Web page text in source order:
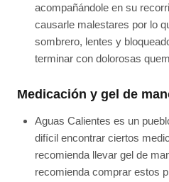
acompañándole en su
causarle malestares por lo
sombrero, lentes y
terminar con dolorosas
Medicación y gel de
Aguas Calientes es un
difícil encontrar ciertos
recomienda llevar gel de
recomienda comprar estos